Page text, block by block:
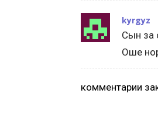
kyrgyz
Сын за
Оше
комментарии